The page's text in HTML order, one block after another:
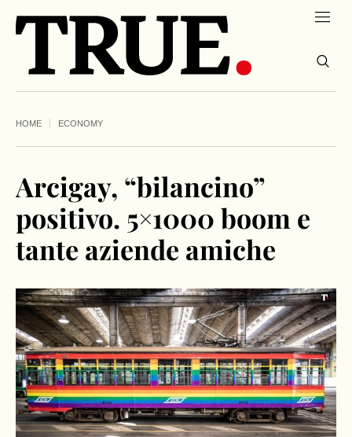
HOME ECONOMY
Arcigay, “bilancino”
positivo. 5×1000 boom e
tante aziende amiche